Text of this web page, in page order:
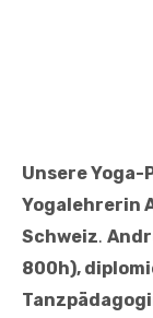
Unsere
Yogalehrerin
Schweiz.
800h),